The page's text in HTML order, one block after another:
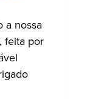
a nossa
feita por